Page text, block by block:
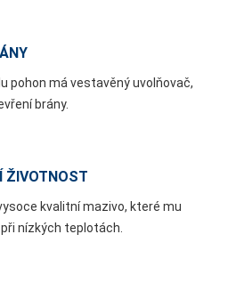
pohon má vestavěný uvolňovač,
brány.
ŽIVOTNOST
kvalitní mazivo, které mu
nízkých teplotách.